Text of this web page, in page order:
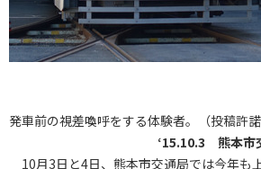
発車前の視差喚呼をする体験者。（投稿許諾
‘15.10.3 熊本市
10月3日と4日、熊本市交通局では今年も